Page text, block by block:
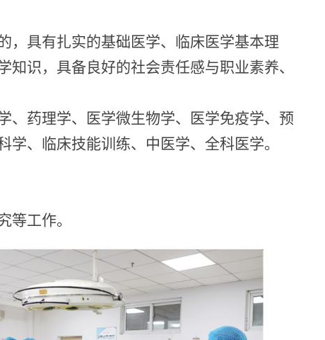
，具有扎实的基础医学、临床医学基本理
识，具备良好的社会责任感与职业素养、
、药理学、医学微生物学、医学免疫学、预
、临床技能训练、中医学、全科医学。
等工作。